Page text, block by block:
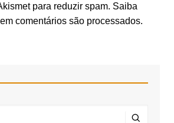
para reduzir spam. Saiba
comentários são processados.